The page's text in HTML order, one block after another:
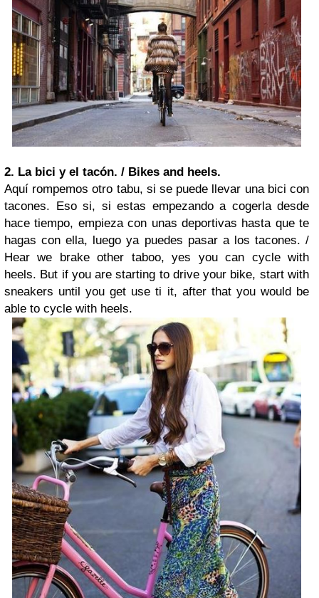
2. La bici y el tacón. / Bikes and heels.
Aquí rompemos otro tabu, si se puede llevar una bici con
tacones. Eso si, si estas empezando a cogerla desde
hace tiempo, empieza con unas deportivas hasta que te
hagas con ella, luego ya puedes pasar a los tacones. /
Hear we brake other taboo, yes you can cycle with
heels. But if you are starting to drive your bike, start with
sneakers until you get use ti it, after that you would be
able to cycle with heels.